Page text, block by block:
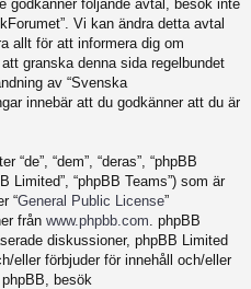
godkänner följande avtal, besök inte
Vi kan ändra detta avtal
allt för att informera dig om
granska denna sida regelbundet
av “Svenska
innebär att du godkänner att du är
“dem”, “deras”, “phpBB
Limited”, “phpBB Teams”) som är
“General Public License”
från www.phpbb.com . phpBB
diskussioner, phpBB Limited
eller förbjuder för innehåll och/eller
besök